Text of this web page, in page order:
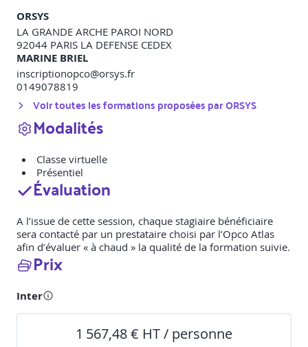
ORSYS
LA GRANDE ARCHE PAROI NORD
92044 PARIS LA DEFENSE CEDEX
MARINE BRIEL
inscriptionopco@orsys.fr
0149078819
Voir toutes les formations proposées parORSYS
Modalités
Classe virtuelle
Présentiel
Évaluation
A l’issue de cette session, chaque stagiaire bénéficiaire
sera contacté par un prestataire choisi par l’Opco Atlas
afin d’évaluer « à chaud » la qualité de la formation suivie.
Prix
Inter
1 567,48 € HT / personne